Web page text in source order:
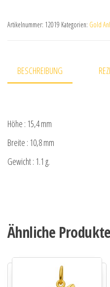
Artikelnummer: 12019 Kategorien: Gold
BESCHREIBUNG
Höhe : 15,4 mm
Breite : 10,8 mm
Gewicht : 1.1 g.
Ähnliche Produkte